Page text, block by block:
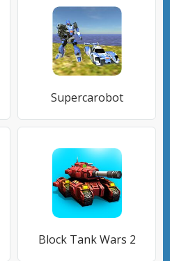
Supercarobot
Block Tank Wars 2